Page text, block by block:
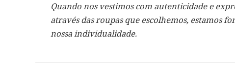
Quando nos vestimos com autenticidade e
através das roupas que escolhemos, estamos
nossa individualidade.